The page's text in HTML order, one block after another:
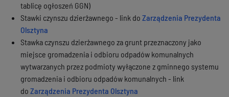
tablicę ogłoszeń GGN)
Stawki czynszu dzierżawnego - link do Zarządzenia Prezydenta
Olsztyna
Stawka czynszu dzierżawnego za grunt przeznaczony jako
miejsce gromadzenia i odbioru odpadów komunalnych
wytwarzanych przez podmioty wyłączone z gminnego systemu
gromadzenia i odbioru odpadów komunalnych - link
do Zarządzenia Prezydenta Olsztyna